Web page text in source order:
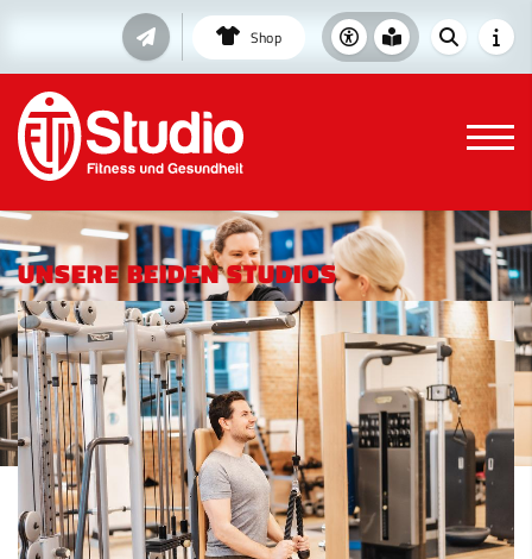
Shop
UNSERE BEIDEN STUDIOS